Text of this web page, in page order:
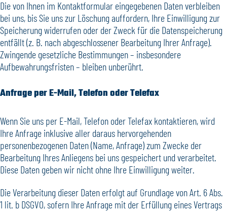
Die von Ihnen im Kontaktformular eingegebenen Daten verbleiben
bei uns, bis Sie uns zur Löschung auffordern, Ihre Einwilligung zur
Speicherung widerrufen oder der Zweck für die Datenspeicherung
entfällt (z. B. nach abgeschlossener Bearbeitung Ihrer Anfrage).
Zwingende gesetzliche Bestimmungen – insbesondere
Aufbewahrungsfristen – bleiben unberührt.
Anfrage per E-Mail, Telefon oder Telefax
Wenn Sie uns per E-Mail, Telefon oder Telefax kontaktieren, wird
Ihre Anfrage inklusive aller daraus hervorgehenden
personenbezogenen Daten (Name, Anfrage) zum Zwecke der
Bearbeitung Ihres Anliegens bei uns gespeichert und verarbeitet.
Diese Daten geben wir nicht ohne Ihre Einwilligung weiter.
Die Verarbeitung dieser Daten erfolgt auf Grundlage von Art. 6 Abs.
1 lit. b DSGVO, sofern Ihre Anfrage mit der Erfüllung eines Vertrags